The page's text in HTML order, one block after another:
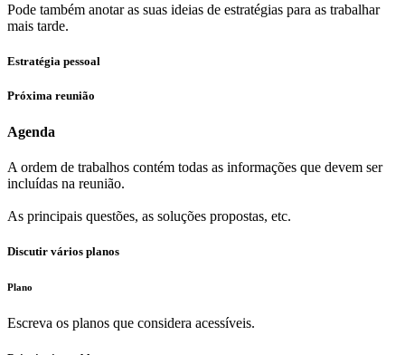
Pode também anotar as suas ideias de estratégias para as trabalhar
mais tarde.
Estratégia pessoal
Próxima reunião
Agenda
A ordem de trabalhos contém todas as informações que devem ser
incluídas na reunião.
As principais questões, as soluções propostas, etc.
Discutir vários planos
Plano
Escreva os planos que considera acessíveis.